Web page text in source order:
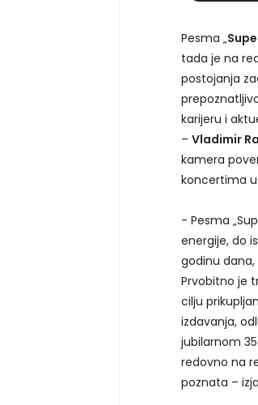
Pesma „
tada je na
postojanja
karijeru i
– Vladimir
kamera
koncertima u
- Pesma
energije, do
godinu
Prvobitno je
cilju
izdavanja,
jubilarnom
redovno na
poznata –